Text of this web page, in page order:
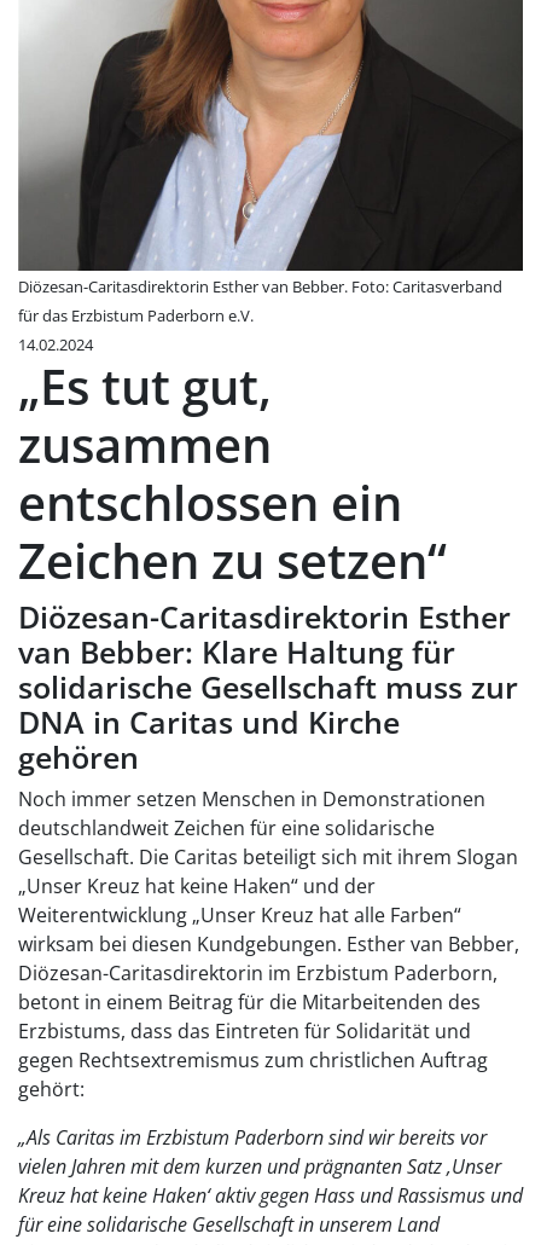
Diözesan-Caritasdirektorin Esther van Bebber. Foto: Caritasverband
für das Erzbistum Paderborn e.V.
14.02.2024
„Es tut gut,
zusammen
entschlossen ein
Zeichen zu setzen“
Diözesan-Caritasdirektorin Esther
van Bebber: Klare Haltung für
solidarische Gesellschaft muss zur
DNA in Caritas und Kirche
gehören
Noch immer setzen Menschen in Demonstrationen
deutschlandweit Zeichen für eine solidarische
Gesellschaft. Die Caritas beteiligt sich mit ihrem Slogan
„Unser Kreuz hat keine Haken“ und der
Weiterentwicklung „Unser Kreuz hat alle Farben“
wirksam bei diesen Kundgebungen. Esther van Bebber,
Diözesan-Caritasdirektorin im Erzbistum Paderborn,
betont in einem Beitrag für die Mitarbeitenden des
Erzbistums, dass das Eintreten für Solidarität und
gegen Rechtsextremismus zum christlichen Auftrag
gehört:
„Als Caritas im Erzbistum Paderborn sind wir bereits vor
vielen Jahren mit dem kurzen und prägnanten Satz ‚Unser
Kreuz hat keine Haken‘ aktiv gegen Hass und Rassismus und
für eine solidarische Gesellschaft in unserem Land